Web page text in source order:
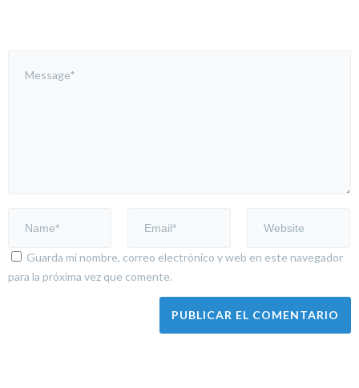
Guarda mi nombre, correo electrónico y web en este navegador
para la próxima vez que comente.